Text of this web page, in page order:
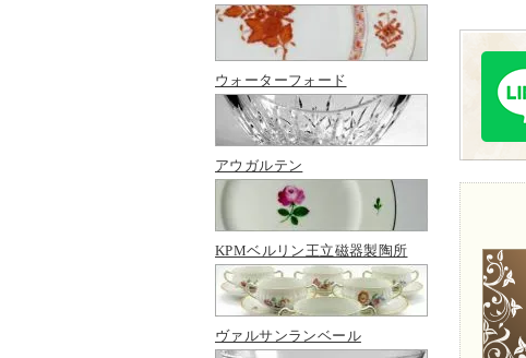
ウォーターフォード
アウガルテン
KPMベルリン王立磁器製陶所
ヴァルサンランベール